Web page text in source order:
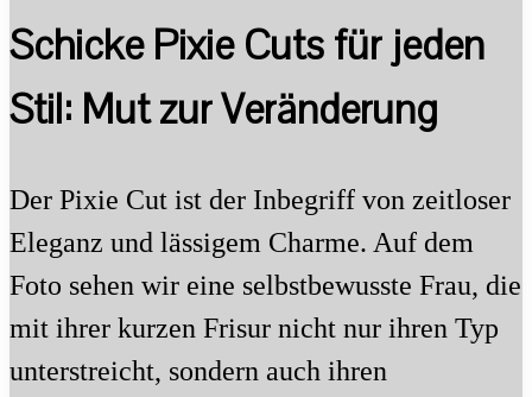
Schicke Pixie Cuts für jeden
Stil: Mut zur Veränderung
Der Pixie Cut ist der Inbegriff von zeitloser
Eleganz und lässigem Charme. Auf dem
Foto sehen wir eine selbstbewusste Frau, die
mit ihrer kurzen Frisur nicht nur ihren Typ
unterstreicht, sondern auch ihren